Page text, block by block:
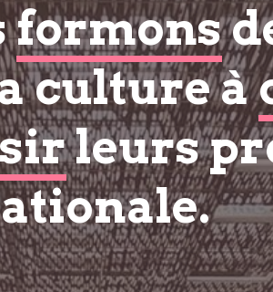
formons
culture à
leurs